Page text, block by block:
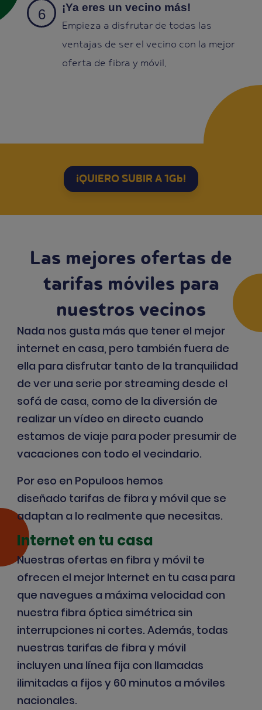
¡Ya eres un vecino más!
Empieza a disfrutar de todas las
ventajas de ser el vecino con la mejor
oferta de fibra y móvil.
¡QUIERO SUBIR A 1Gb!
Las mejores ofertas de
tarifas móviles para
nuestros vecinos
Nada nos gusta más que tener el mejor
internet en casa, pero también fuera de
ella para disfrutar tanto de la tranquilidad
de ver una serie por streaming desde el
sofá de casa, como de la diversión de
realizar un vídeo en directo cuando
estamos de viaje para poder presumir de
vacaciones con todo el vecindario.
Por eso en Populoos hemos
diseñado tarifas de fibra y móvil que se
adaptan a lo realmente que necesitas.
Internet en tu casa
Nuestras ofertas en fibra y móvil te
ofrecen el mejor Internet en tu casa para
que navegues a máxima velocidad con
nuestra fibra óptica simétrica sin
interrupciones ni cortes. Además, todas
nuestras tarifas de fibra y móvil
incluyen una línea fija con llamadas
ilimitadas a fijos y 60 minutos a móviles
nacionales.